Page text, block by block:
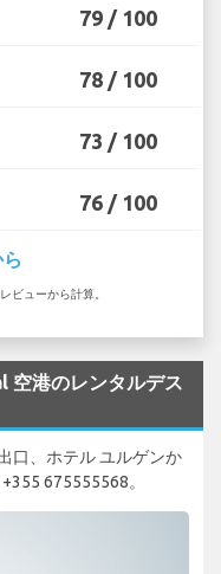
79 / 100
78 / 100
73 / 100
76 / 100
ビューから計算。
港のレンタルデス
口、ホテル ユルゲンか
675555568。